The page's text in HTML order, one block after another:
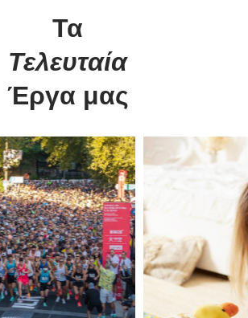
Τα
Τελευταία
Έργα μας
Digital
solutions
for everyone.
οι υπηρεσίες μας